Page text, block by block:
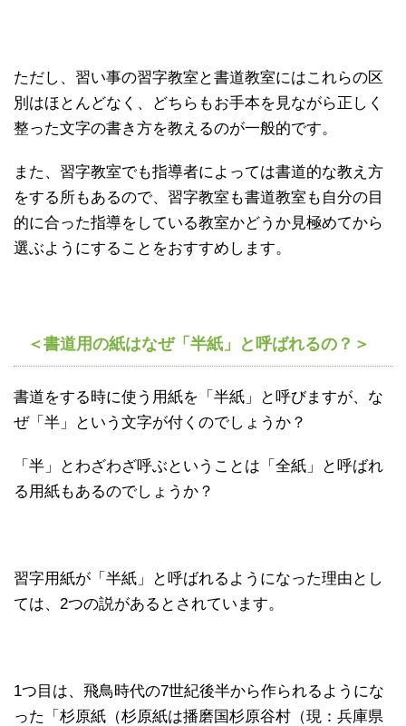
ただし、習い事の習字教室と書道教室にはこれらの区
別はほとんどなく、どちらもお手本を見ながら正しく
整った文字の書き方を教えるのが一般的です。
また、習字教室でも指導者によっては書道的な教え方
をする所もあるので、習字教室も書道教室も自分の目
的に合った指導をしている教室かどうか見極めてから
選ぶようにすることをおすすめします。
＜書道用の紙はなぜ「半紙」と呼ばれるの？＞
書道をする時に使う用紙を「半紙」と呼びますが、な
ぜ「半」という文字が付くのでしょうか？
「半」とわざわざ呼ぶということは「全紙」と呼ばれ
る用紙もあるのでしょうか？
習字用紙が「半紙」と呼ばれるようになった理由とし
ては、2つの説があるとされています。
1つ目は、飛鳥時代の7世紀後半から作られるようにな
った「杉原紙（杉原紙は播磨国杉原谷村（現：兵庫県